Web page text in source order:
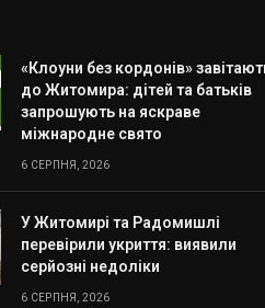
«Клоуни без кордонів»
до Житомира: дітей та батьків
запрошують на яскраве
міжнародне свято
6 СЕРПНЯ, 2026
У Житомирі та Радомишлі
перевірили укриття: виявили
серйозні недоліки
6 СЕРПНЯ, 2026